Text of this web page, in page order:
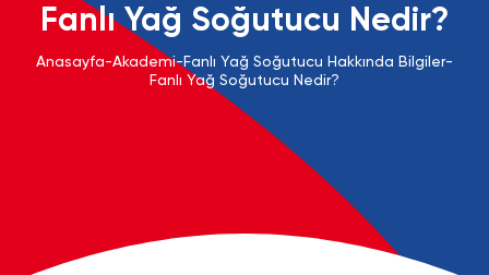
Fanlı Yağ Soğutucu Nedir?
Anasayfa-Akademi-Fanlı Yağ Soğutucu Hakkında Bilgiler-
Fanlı Yağ Soğutucu Nedir?